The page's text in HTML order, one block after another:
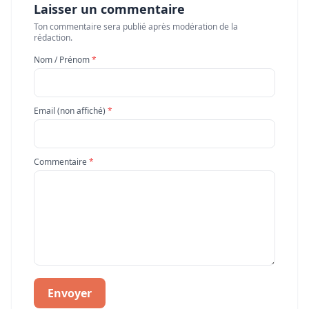
Laisser un commentaire
Ton commentaire sera publié après modération de la
rédaction.
Nom / Prénom*
Email (non affiché) *
Commentaire*
Envoyer